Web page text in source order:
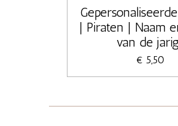
| Piraten | Naam
van de
€ 5,50